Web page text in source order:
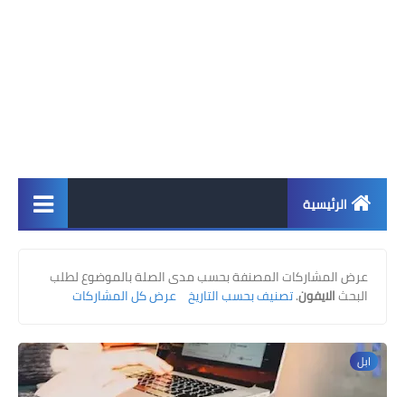
الرئيسية
ابل
ويندوز
عرض المشاركات المصنفة بحسب مدى الصلة بالموضوع لطلب
البحثالايفون.تصنيف بحسب التاريخ عرض كل المشاركات
ابل